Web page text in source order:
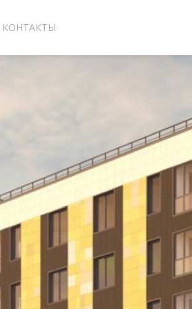
КОНТАКТЫ